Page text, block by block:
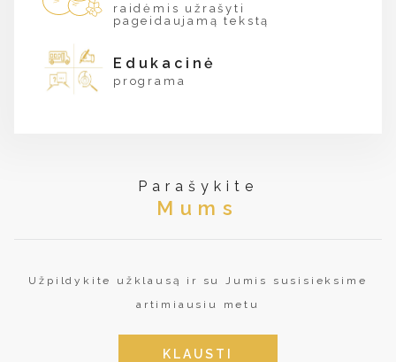
raidėmis užrašyti
pageidaujamą tekstą
Edukacinė
programa
Parašykite
Mums
Užpildykite užklausą ir su Jumis susisieksime
artimiausiu metu
KLAUSTI